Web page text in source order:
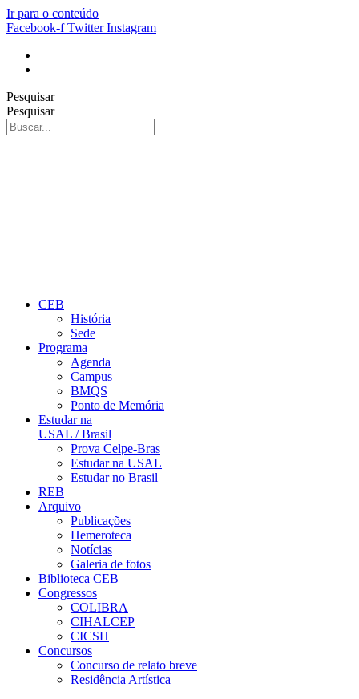
Ir para o conteúdo
Facebook-f Twitter Instagram
Pesquisar
Pesquisar
CEB
História
Sede
Programa
Agenda
Campus
BMQS
Ponto de Memória
Estudar na
USAL / Brasil
Prova Celpe-Bras
Estudar na USAL
Estudar no Brasil
REB
Arquivo
Publicações
Hemeroteca
Notícias
Galeria de fotos
Biblioteca CEB
Congressos
COLIBRA
CIHALCEP
CICSH
Concursos
Concurso de relato breve
Residência Artística